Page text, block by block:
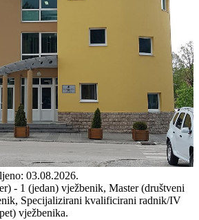
03.08.2026.
- 1 (jedan) vježbenik, Master (društveni
Specijalizirani kvalificirani radnik/IV
vježbenika.